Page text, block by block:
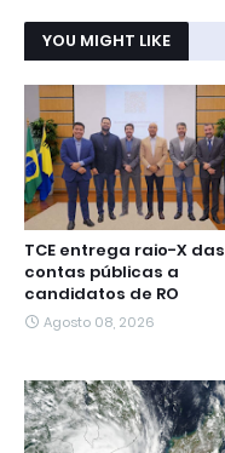
YOU MIGHT LIKE
TCE entrega raio-X das
contas públicas a
candidatos de RO
Agosto 08, 2026